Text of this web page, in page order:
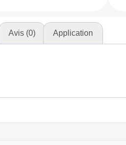
Avis (0) Application